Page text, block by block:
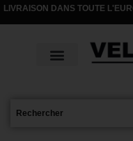
LIVRAISON DANS TOUTE